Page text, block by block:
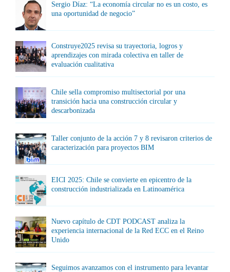
Sergio Díaz: “La economía circular no es un costo, es
una oportunidad de negocio”
Construye2025 revisa su trayectoria, logros y
aprendizajes con mirada colectiva en taller de
evaluación cualitativa
Chile sella compromiso multisectorial por una
transición hacia una construcción circular y
descarbonizada
Taller conjunto de la acción 7 y 8 revisaron criterios de
caracterización para proyectos BIM
EICI 2025: Chile se convierte en epicentro de la
construcción industrializada en Latinoamérica
Nuevo capítulo de CDT PODCAST analiza la
experiencia internacional de la Red ECC en el Reino
Unido
Seguimos avanzamos con el instrumento para levantar